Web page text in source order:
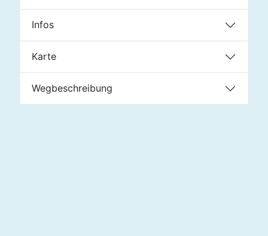
Infos
Karte
Wegbeschreibung